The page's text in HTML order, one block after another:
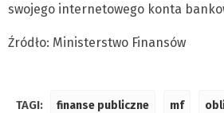
swojego internetowego konta
Źródło: Ministerstwo Finansów
TAGI: finanse publiczne mf